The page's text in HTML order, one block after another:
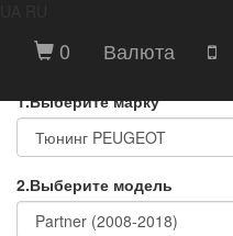
0 Валюта
ВЫБЕРИТЕ
АВТОМОБИЛЯ
1.Выберите марку
2.Выберите модель